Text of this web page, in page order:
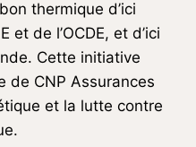
thermique d’ici
et de l’OCDE, et d’ici
Cette initiative
de CNP Assurances
et la lutte contre